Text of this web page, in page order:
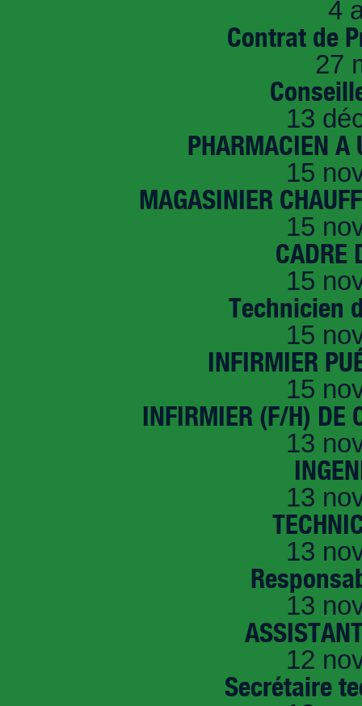
4
Contrat de
27
13
PHARMACIEN A
15
MAGASINIER
15
CADRE
15
Technicien
15
INFIRMIER
15
INFIRMIER (F/H) DE
13
13
13
13
12
Secrétaire